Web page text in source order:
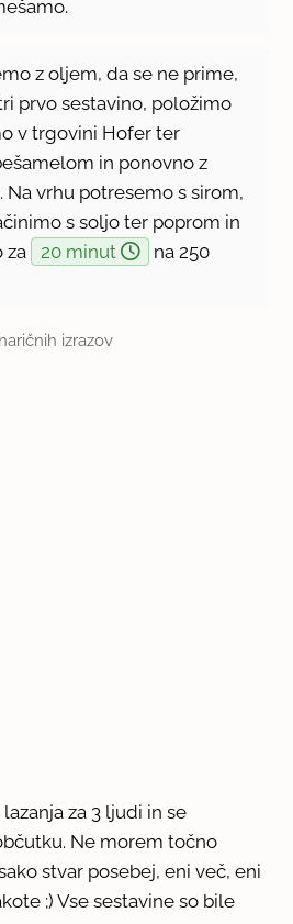
z oljem, da se ne prime,
prvo sestavino, položimo
v trgovini Hofer ter
in ponovno z
Na vrhu potresemo s sirom,
s soljo ter poprom in
za
20 minut
na 250
izrazov
za 3 ljudi in se
Ne morem točno
stvar posebej, eni več, eni
;) Vse sestavine so bile